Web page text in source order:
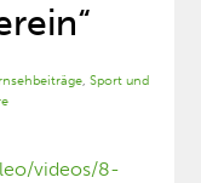
,Sport und
videos/8-